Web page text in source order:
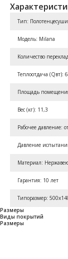
Тип:
Модель: Milana
Количество
Теплоотдача (Qвт):
Площадь
Вес (кг): 11,3
Рабочее давление:
Давление
Материал:
Гарантия: 10 лет
Типоразмер:
Размеры
Виды покрытий
Размеры